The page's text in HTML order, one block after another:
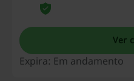
Ver
Expira: Em andamento